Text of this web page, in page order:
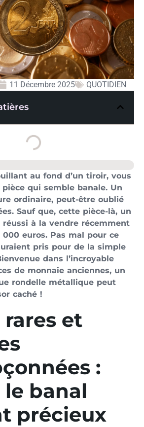
11 Décembre 2025 QUOTIDIEN
au fond d’un tiroir, vous
qui semble banale. Un
ordinaire, peut-être oublié
Sauf que, cette pièce-là, un
à la vendre récemment
euros. Pas mal pour ce
pris pour de la simple
dans l’incroyable
de monnaie anciennes, un
rondelle métallique peut
caché !
rares et
:
banal
précieux